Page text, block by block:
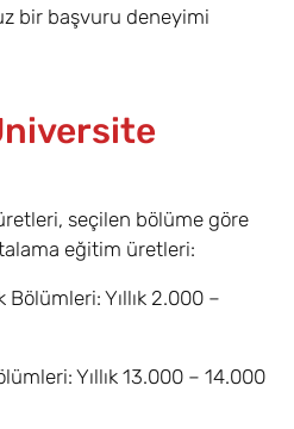
bir başvuru deneyimi
seçilen bölüme göre
eğitim üretleri:
Yıllık 2.000 –
Yıllık 13.000 – 14.000